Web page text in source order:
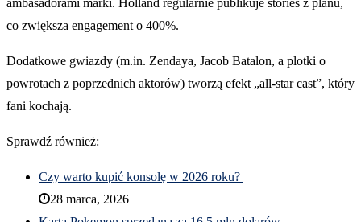
ambasadorami marki. Holland regularnie publikuje stories z planu,
co zwiększa engagement o 400%.
Dodatkowe gwiazdy (m.in. Zendaya, Jacob Batalon, a plotki o
powrotach z poprzednich aktorów) tworzą efekt „all-star cast”, który
fani kochają.
Sprawdź również:
Czy warto kupić konsolę w 2026 roku?
28 marca, 2026